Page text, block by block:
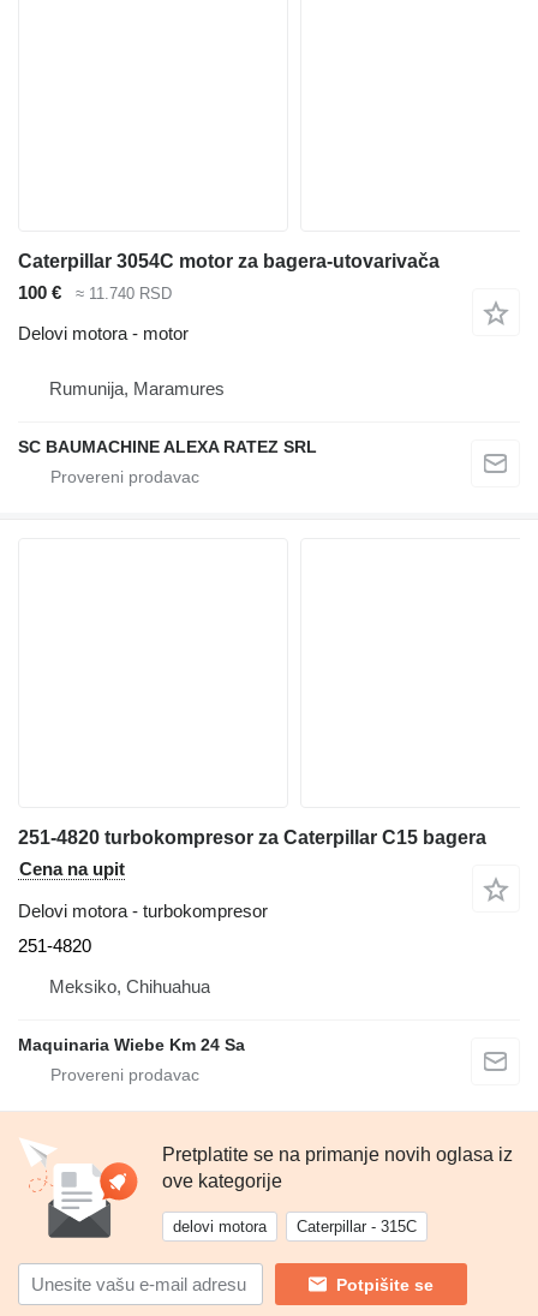
Caterpillar 3054C motor za bagera-utovarivača
100 €
≈ 11.740 RSD
Delovi motora - motor
Rumunija, Maramures
SC BAUMACHINE ALEXA RATEZ SRL
251-4820 turbokompresor za Caterpillar C15 bagera
Cena na upit
Delovi motora - turbokompresor
251-4820
Meksiko, Chihuahua
Maquinaria Wiebe Km 24 Sa
Pretplatite se na primanje novih oglasa iz
ove kategorije
delovi motora Caterpillar - 315C
Potpišite se